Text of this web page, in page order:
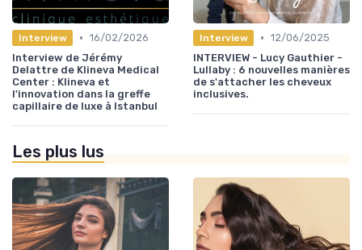
Interview • 16/02/2026
Interview de Jérémy
Delattre de Klineva Medical
Center : Klineva et
l'innovation dans la greffe
capillaire de luxe à Istanbul
Interview • 12/06/2025
INTERVIEW - Lucy Gauthier -
Lullaby : 6 nouvelles manières
de s'attacher les cheveux
inclusives.
Les plus lus